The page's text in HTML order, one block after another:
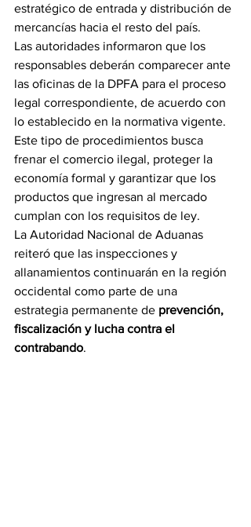
estratégico de entrada y distribución de
mercancías hacia el resto del país.
Las autoridades informaron que los
responsables deberán comparecer ante
las oficinas de la DPFA para el proceso
legal correspondiente, de acuerdo con
lo establecido en la normativa vigente.
Este tipo de procedimientos busca
frenar el comercio ilegal, proteger la
economía formal y garantizar que los
productos que ingresan al mercado
cumplan con los requisitos de ley.
La Autoridad Nacional de Aduanas
reiteró que las inspecciones y
allanamientos continuarán en la región
occidental como parte de una
estrategia permanente de prevención,
fiscalización y lucha contra el
contrabando.